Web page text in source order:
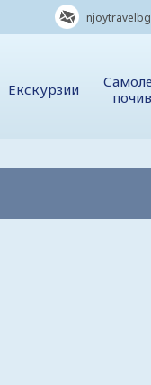
Екскурзии